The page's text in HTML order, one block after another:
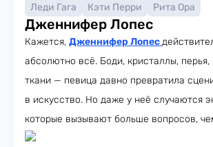
Леди Гага
Кэти Перри Рита Ора
Дженнифер Лопес
Кажется, Дженнифер Лопес
абсолютно всё. Боди, кристаллы, перья,
ткани — певица давно превратила
в искусство. Но даже у неё случаются
которые вызывают больше вопросов,